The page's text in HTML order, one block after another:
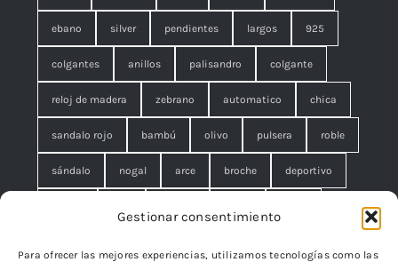
Gestionar consentimiento
Para ofrecer las mejores experiencias, utilizamos tecnologías como las
ebano silver pendientes largos 925
colgantes anillos palisandro colgante
reloj de madera zebrano automatico chica
sandalo rojo bambú olivo pulsera roble
sándalo nogal arce broche deportivo